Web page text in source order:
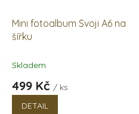
Mini fotoalbum Svoji A6 na
šířku
Skladem
499 Kč / ks
DETAIL